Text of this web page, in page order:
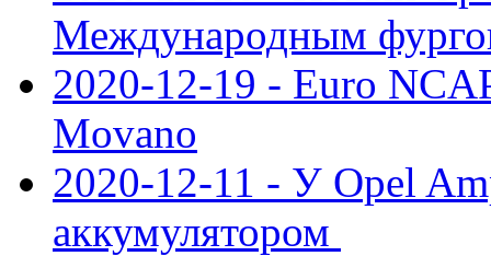
Международным
2020-12-19 - Euro
Movano
2020-12-11 - У Opel
аккумулятором